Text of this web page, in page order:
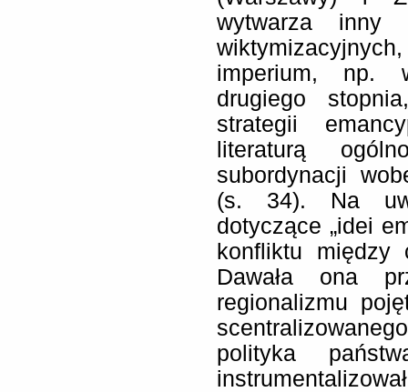
wytwarza inny
imperium, np.
drugiego
strategii
literaturą
subordynacji
(s. 34). Na
dotyczące „idei
konfliktu między
Dawała ona
regionalizmu
polityka